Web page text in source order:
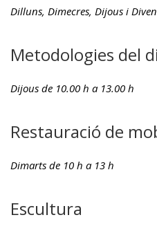
Dilluns, Dimecres, Dijous i
Metodologies del
Dijous de 10.00 h a 13.00 h
Restauració de
Dimarts de 10 h a 13 h
Escultura